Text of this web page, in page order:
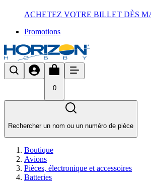
ACHETEZ VOTRE BILLET DÈS
Promotions
0
Rechercher un nom ou un numéro de pièce
Boutique
Avions
Pièces, électronique et accessoires
Batteries